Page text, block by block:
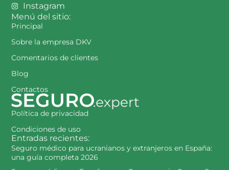
Política de privacidad
Condiciones de uso
Menú del sitio:
Principal
Sobre la empresa DKV
Comentarios de clientes
Blog
Contactos
Entradas recientes:
Seguro médico para ucranianos y extranjeros en España:
una guía completa 2026
Instagram